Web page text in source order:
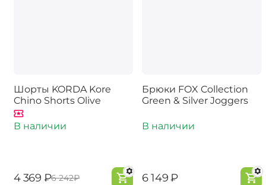
Шорты KORDA Kore
Chino Shorts Olive
В наличии
‍4 369‍ ₽‍6 242‍₽
Брюки FOX Collection
Green & Silver Joggers
В наличии
‍6 149‍₽